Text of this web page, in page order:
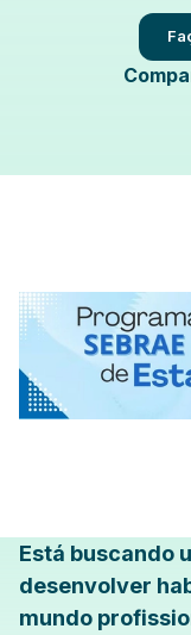
Está buscando
desenvolver
mundo